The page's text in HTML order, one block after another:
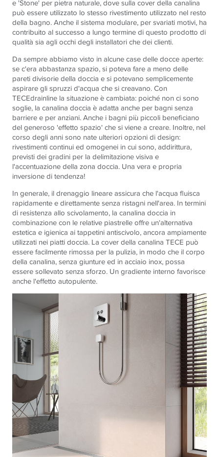
e 'Stone' per pietra naturale, dove sulla cover della canalina
può essere utilizzato lo stesso rivestimento utilizzato nel resto
della bagno. Anche il sistema modulare, per svariati motivi, ha
contribuito al successo a lungo termine di questo prodotto di
qualità sia agli occhi degli installatori che dei clienti.
Da sempre abbiamo visto in alcune case delle docce aperte:
se c'era abbastanza spazio, si poteva fare a meno delle
pareti divisorie della doccia e si potevano semplicemente
aspirare gli spruzzi d'acqua che si creavano. Con
TECEdrainline la situazione è cambiata: poiché non ci sono
soglie, la canalina doccia è adatta anche per bagni senza
barriere e per anziani. Anche i bagni più piccoli beneficiano
del generoso 'effetto spazio' che si viene a creare. Inoltre, nel
corso degli anni sono nate ulteriori opzioni di design:
rivestimenti continui ed omogenei in cui sono, addirittura,
previsti dei gradini per la delimitazione visiva e
l'accentuazione della zona doccia. Una vera e propria
inversione di tendenza!
In generale, il drenaggio lineare assicura che l'acqua fluisca
rapidamente e direttamente senza ristagni nell'area. In termini
di resistenza allo scivolamento, la canalina doccia in
combinazione con le relative piastrelle offre un'alternativa
estetica e igienica ai tappetini antiscivolo, ancora ampiamente
utilizzati nei piatti doccia. La cover della canalina TECE può
essere facilmente rimossa per la pulizia, in modo che il corpo
della canalina, senza giunture ed in acciaio inox, possa
essere sollevato senza sforzo. Un gradiente interno favorisce
anche l'effetto autopulente.